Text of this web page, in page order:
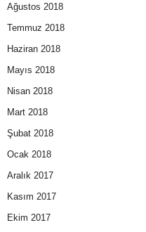
Ağustos 2018
Temmuz 2018
Haziran 2018
Mayıs 2018
Nisan 2018
Mart 2018
Şubat 2018
Ocak 2018
Aralık 2017
Kasım 2017
Ekim 2017